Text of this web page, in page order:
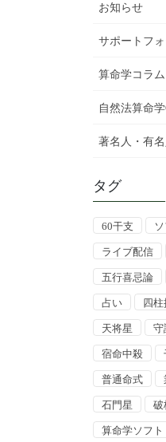
お知らせ
サポートフ
算命学コラム
自然法算命
著名人・有
タグ
60干支
ライブ配信
五行喜忌論
占い 四
天将星 守
宿命中殺
普通命式
石門星 破
算命学ソフト